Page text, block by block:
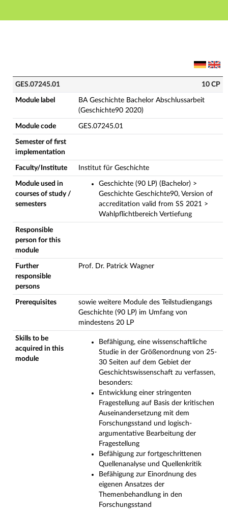
Main navigation
GES.07245.01 - BA Geschichte Bachelor
GES.07245.01 10 CP
Module label
BA Geschichte Bachelor Abschlussarbeit
(Geschichte90 2020)
Module code GES.07245.01
Semester of first
implementation
Faculty/Institute Institut für Geschichte
Module used in
courses of study /
semesters
Geschichte (90 LP) (Bachelor) >
Geschichte Geschichte90, Version of
accreditation valid from SS 2021 >
Wahlpflichtbereich Vertiefung
Responsible
person for this
module
Further
responsible
persons
Prof. Dr. Patrick Wagner
Prerequisites
sowie weitere Module des Teilstudiengangs
Geschichte (90 LP) im Umfang von
mindestens 20 LP
Skills to be
acquired in this
module
Befähigung, eine wissenschaftliche
Studie in der Größenordnung von 25-
30 Seiten auf dem Gebiet der
Geschichtswissenschaft zu verfassen,
besonders:
Entwicklung einer stringenten
Fragestellung auf Basis der kritischen
Auseinandersetzung mit dem
Forschungsstand und logisch-
argumentative Bearbeitung der
Fragestellung
Befähigung zur fortgeschrittenen
Quellenanalyse und Quellenkritik
Befähigung zur Einordnung des
eigenen Ansatzes der
Themenbehandlung in den
Forschungsstand